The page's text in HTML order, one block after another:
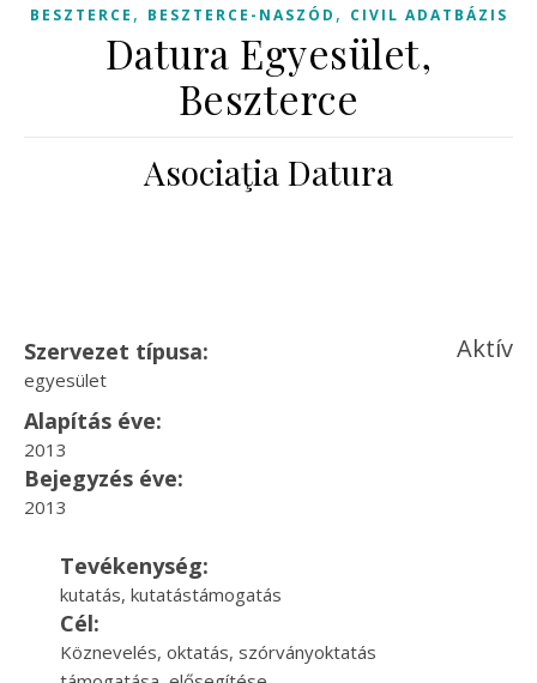
BESZTERCE , BESZTERCE-NASZÓD , CIVIL ADATBÁZIS
Datura Egyesület,
Beszterce
Asociaţia Datura
Szervezet típusa:
egyesület
Aktív
Alapítás éve:
2013
Bejegyzés éve:
2013
Tevékenység:
kutatás, kutatástámogatás
Cél:
Köznevelés, oktatás, szórványoktatás